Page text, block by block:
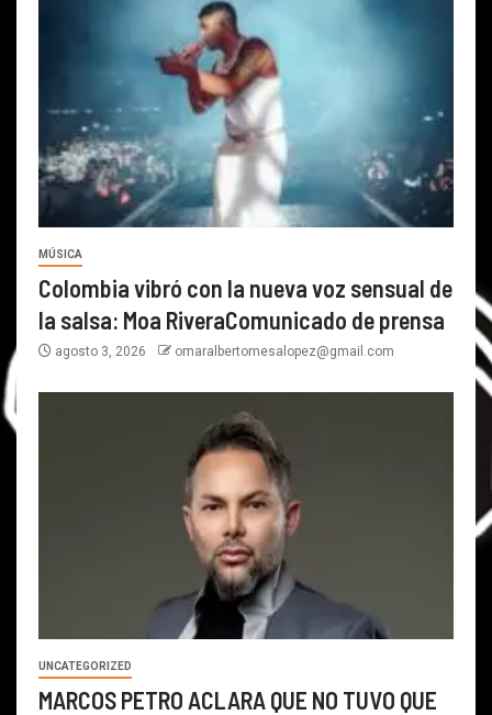
MÚSICA
Colombia vibró con la nueva voz sensual de
la salsa: Moa RiveraComunicado de prensa
agosto 3, 2026 omaralbertomesalopez@gmail.com
UNCATEGORIZED
MARCOS PETRO ACLARA QUE NO TUVO QUE